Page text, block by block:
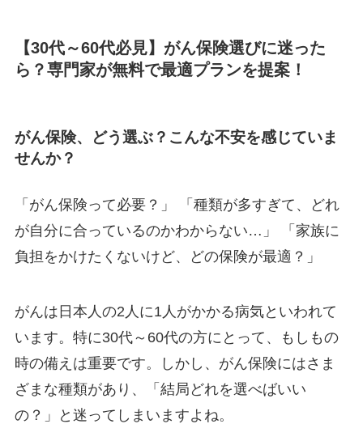
【30代～60代必見】がん保険選びに迷った
ら？専門家が無料で最適プランを提案！
がん保険、どう選ぶ？こんな不安を感じていま
せんか？
「がん保険って必要？」 「種類が多すぎて、どれ
が自分に合っているのかわからない…」 「家族に
負担をかけたくないけど、どの保険が最適？」
がんは日本人の2人に1人がかかる病気といわれて
います。特に30代～60代の方にとって、もしもの
時の備えは重要です。しかし、がん保険にはさま
ざまな種類があり、「結局どれを選べばいい
の？」と迷ってしまいますよね。